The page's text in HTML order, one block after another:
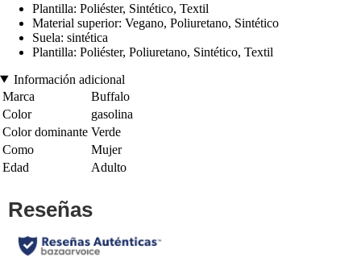
Plantilla: Poliéster, Sintético, Textil
Material superior: Vegano, Poliuretano, Sintético
Suela: sintética
Plantilla: Poliéster, Poliuretano, Sintético, Textil
Información adicional
Marca
Buffalo
Color
gasolina
Color dominante Verde
Como
Mujer
Edad
Adulto